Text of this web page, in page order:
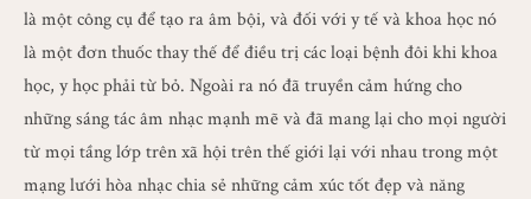
là một công cụ để tạo ra âm bội, và đối với y tế và khoa học nó
là một đơn thuốc thay thế để điều trị các loại bệnh đôi khi khoa
học, y học phải từ bỏ. Ngoài ra nó đã truyền cảm hứng cho
những sáng tác âm nhạc mạnh mẽ và đã mang lại cho mọi người
từ mọi tầng lớp trên xã hội trên thế giới lại với nhau trong một
mạng lưới hòa nhạc chia sẻ những cảm xúc tốt đẹp và năng